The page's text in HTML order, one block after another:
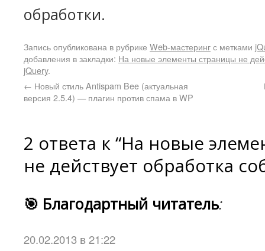
обработки.
Запись опубликована в рубрике Web-мастерингс метками
добавления в закладки: На новые элементы страницы не
jQuery.
← Новый стиль Antispam Bee (актуальная
версия 2.5.4) — плагин против спама в WP
2 ответа к “На новые
не действует обработка
🎯 Благодартный читатель:
20.02.2013 в 21:22